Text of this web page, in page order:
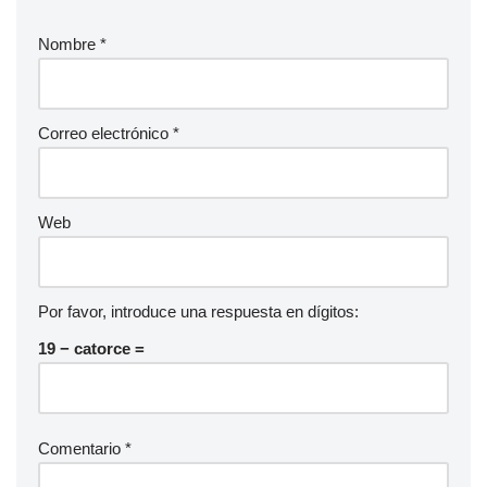
Nombre *
Correo electrónico *
Web
Por favor, introduce una respuesta en dígitos:
19 − catorce =
Comentario *